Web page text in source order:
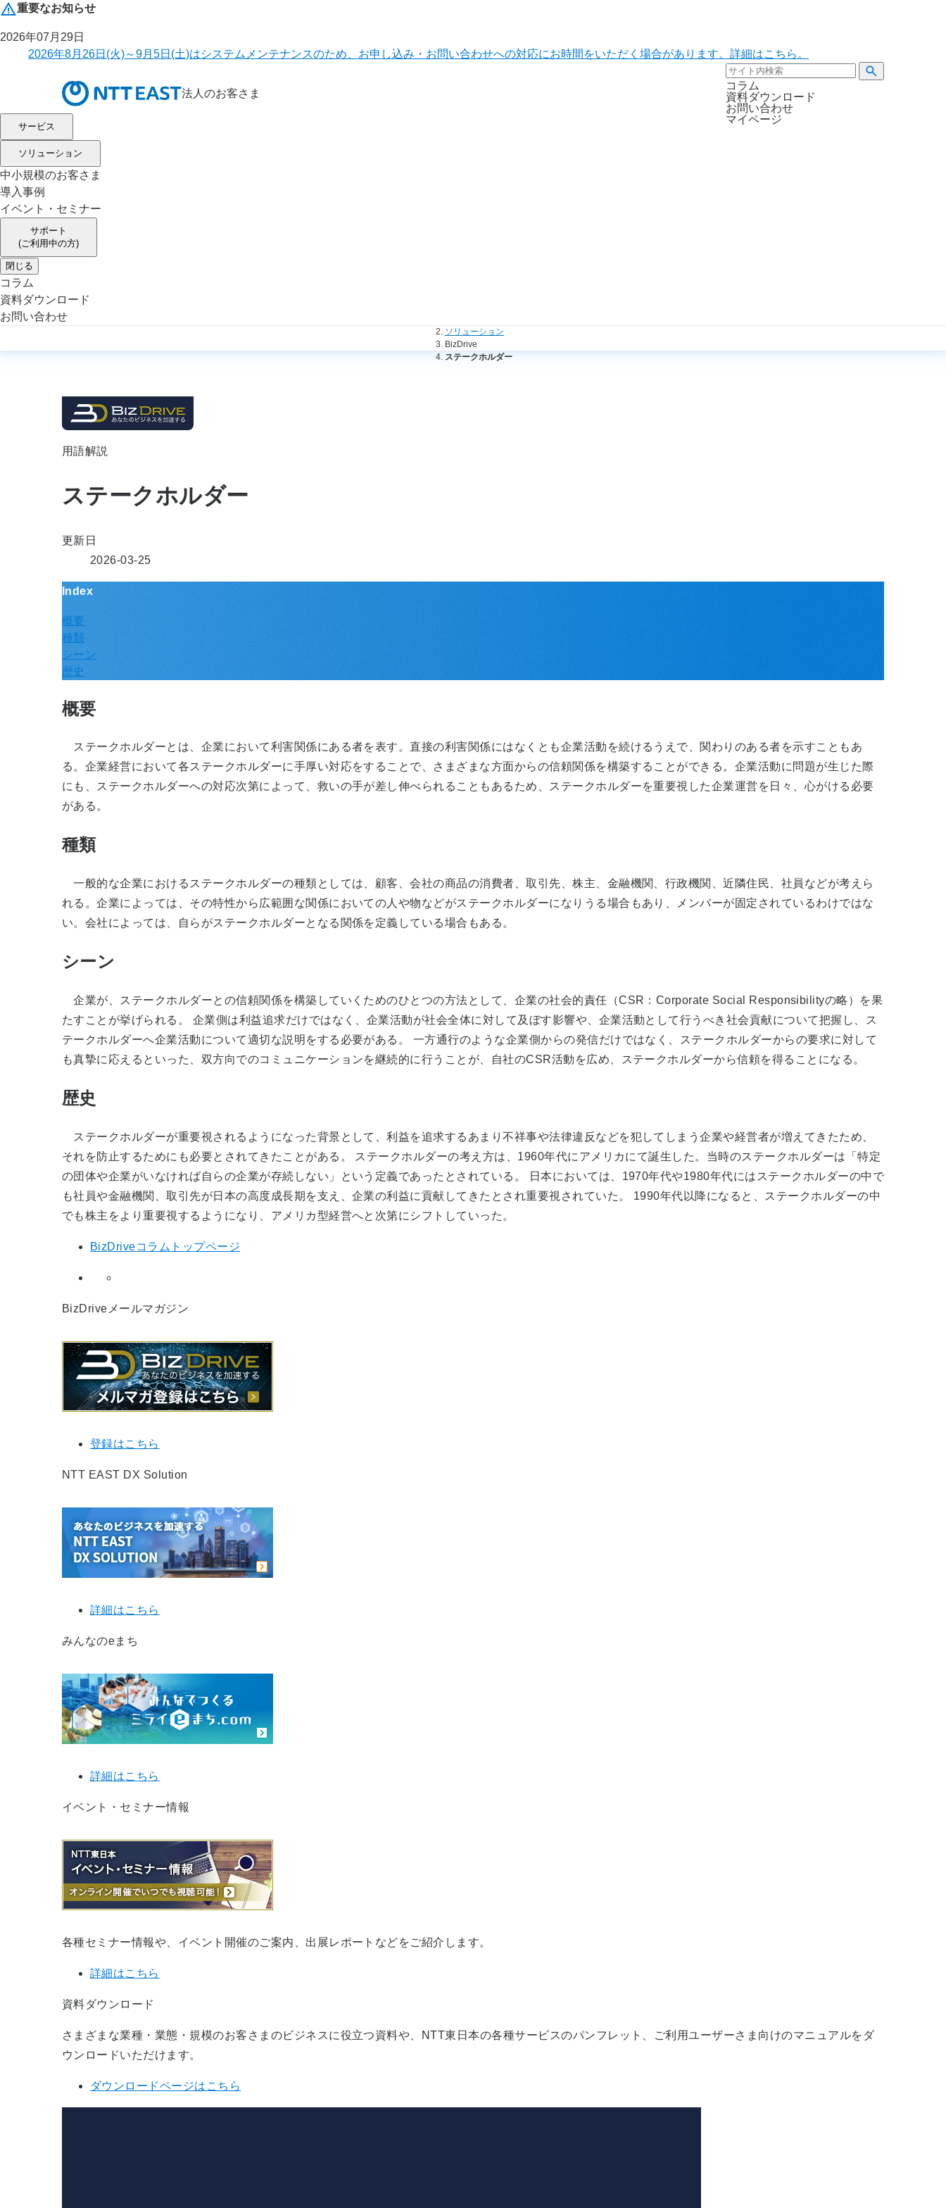
重要なお知らせ
2026年07月29日
2026年8月26日(火)～9月5日(土)はシステムメンテナンスのため、お申し込み・お問い合わせへの対応にお時間をいただく場合があります。詳細はこちら。
法人のお客さま
コラム
資料ダウンロード
お問い合わせ
マイページ
サービス
ソリューション
中小規模のお客さま
導入事例
イベント・セミナー
サポート
(ご利用中の方)
閉じる
コラム
資料ダウンロード
お問い合わせ
ソリューション
BizDrive
ステークホルダー
用語解説
ステークホルダー
更新日
2026-03-25
Index
概要
種類
シーン
歴史
概要
ステークホルダーとは、企業において利害関係にある者を表す。直接の利害関係にはなくとも企業活動を続けるうえで、関わりのある者を示すこともあ
る。企業経営において各ステークホルダーに手厚い対応をすることで、さまざまな方面からの信頼関係を構築することができる。企業活動に問題が生じた際
にも、ステークホルダーへの対応次第によって、救いの手が差し伸べられることもあるため、ステークホルダーを重要視した企業運営を日々、心がける必要
がある。
種類
一般的な企業におけるステークホルダーの種類としては、顧客、会社の商品の消費者、取引先、株主、金融機関、行政機関、近隣住民、社員などが考えら
れる。企業によっては、その特性から広範囲な関係においての人や物などがステークホルダーになりうる場合もあり、メンバーが固定されているわけではな
い。会社によっては、自らがステークホルダーとなる関係を定義している場合もある。
シーン
企業が、ステークホルダーとの信頼関係を構築していくためのひとつの方法として、企業の社会的責任（CSR：Corporate Social Responsibilityの略）を果
たすことが挙げられる。 企業側は利益追求だけではなく、企業活動が社会全体に対して及ぼす影響や、企業活動として行うべき社会貢献について把握し、ス
テークホルダーへ企業活動について適切な説明をする必要がある。 一方通行のような企業側からの発信だけではなく、ステークホルダーからの要求に対して
も真摯に応えるといった、双方向でのコミュニケーションを継続的に行うことが、自社のCSR活動を広め、ステークホルダーから信頼を得ることになる。
歴史
ステークホルダーが重要視されるようになった背景として、利益を追求するあまり不祥事や法律違反などを犯してしまう企業や経営者が増えてきたため、
それを防止するためにも必要とされてきたことがある。 ステークホルダーの考え方は、1960年代にアメリカにて誕生した。当時のステークホルダーは「特定
の団体や企業がいなければ自らの企業が存続しない」という定義であったとされている。 日本においては、1970年代や1980年代にはステークホルダーの中で
も社員や金融機関、取引先が日本の高度成長期を支え、企業の利益に貢献してきたとされ重要視されていた。 1990年代以降になると、ステークホルダーの中
でも株主をより重要視するようになり、アメリカ型経営へと次第にシフトしていった。
BizDriveコラムトップページ
BizDriveメールマガジン
登録はこちら
NTT EAST DX Solution
詳細はこちら
みんなのeまち
詳細はこちら
イベント・セミナー情報
各種セミナー情報や、イベント開催のご案内、出展レポートなどをご紹介します。
詳細はこちら
資料ダウンロード
さまざまな業種・業態・規模のお客さまのビジネスに役立つ資料や、NTT東日本の各種サービスのパンフレット、ご利用ユーザーさま向けのマニュアルをダ
ウンロードいただけます。
ダウンロードページはこちら